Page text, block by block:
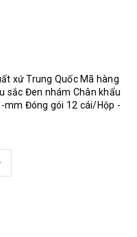
xứ Trung Quốc Mã hàng
sắc Đen nhám Chân khẩu
mm Đóng gói 12 cái/Hộp -